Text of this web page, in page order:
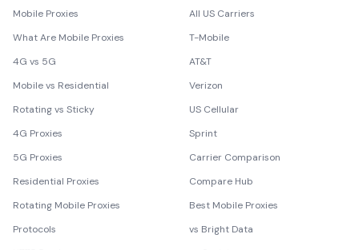
Mobile Proxies
What Are Mobile Proxies
4G vs 5G
Mobile vs Residential
Rotating vs Sticky
4G Proxies
5G Proxies
Residential Proxies
Rotating Mobile Proxies
Protocols
All US Carriers
T-Mobile
AT&T
Verizon
US Cellular
Sprint
Carrier Comparison
Compare Hub
Best Mobile Proxies
vs Bright Data